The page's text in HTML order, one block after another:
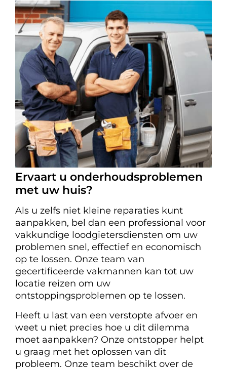
Ervaart u onderhoudsproblemen
met uw huis?
Als u zelfs niet kleine reparaties kunt
aanpakken, bel dan een professional voor
vakkundige loodgietersdiensten om uw
problemen snel, effectief en economisch
op te lossen. Onze team van
gecertificeerde vakmannen kan tot uw
locatie reizen om uw
ontstoppingsproblemen op te lossen.
Heeft u last van een verstopte afvoer en
weet u niet precies hoe u dit dilemma
moet aanpakken? Onze ontstopper helpt
u graag met het oplossen van dit
probleem. Onze team beschikt over de